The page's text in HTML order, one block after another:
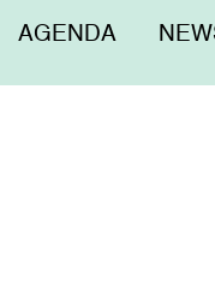
Menú
AGENDA